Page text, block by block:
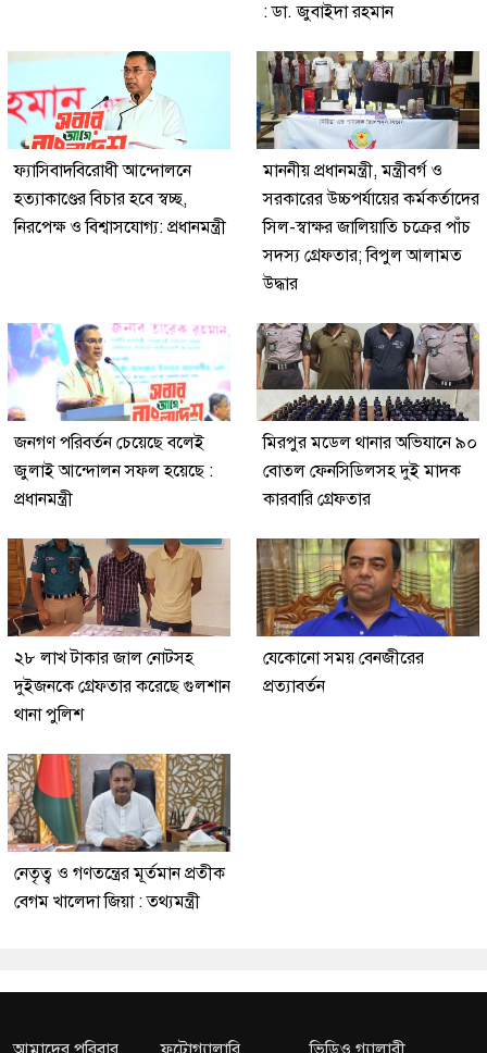
: ডা. জুবাইদা রহমান
ফ্যাসিবাদবিরোধী আন্দোলনে
হত্যাকাণ্ডের বিচার হবে স্বচ্ছ,
নিরপেক্ষ ও বিশ্বাসযোগ্য: প্রধানমন্ত্রী
মাননীয় প্রধানমন্ত্রী, মন্ত্রীবর্গ ও
সরকারের উচ্চপর্যায়ের কর্মকর্তাদের
সিল-স্বাক্ষর জালিয়াতি চক্রের পাঁচ
সদস্য গ্রেফতার; বিপুল আলামত
উদ্ধার
জনগণ পরিবর্তন চেয়েছে বলেই
জুলাই আন্দোলন সফল হয়েছে :
প্রধানমন্ত্রী
মিরপুর মডেল থানার অভিযানে ৯০
বোতল ফেনসিডিলসহ দুই মাদক
কারবারি গ্রেফতার
২৮ লাখ টাকার জাল নোটসহ
দুইজনকে গ্রেফতার করেছে গুলশান
থানা পুলিশ
যেকোনো সময় বেনজীরের
প্রত্যাবর্তন
নেতৃত্ব ও গণতন্ত্রের মূর্তমান প্রতীক
বেগম খালেদা জিয়া : তথ্যমন্ত্রী